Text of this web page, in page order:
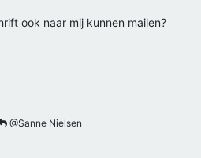
ook naar mij kunnen mailen?
@Sanne Nielsen